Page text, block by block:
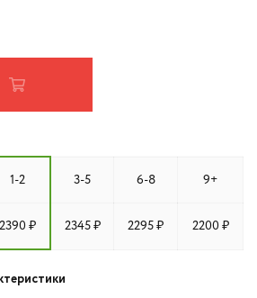
1-2 3-5 6-8 9+
2390 ₽ 2345 ₽ 2295 ₽ 2200 ₽